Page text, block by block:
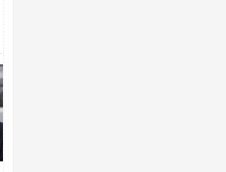
Вже вивели на тести: Ferrari